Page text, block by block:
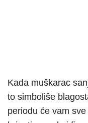
Kada muškarac
to simboliše
periodu će vam